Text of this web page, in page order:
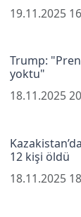
19.11.2025
Trump:
yoktu"
18.11.2025
12 kişi öldü
18.11.2025